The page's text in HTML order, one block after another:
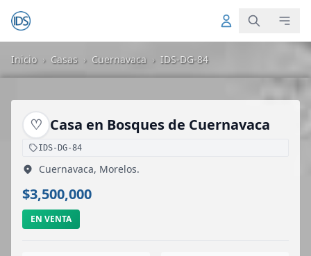
Inicio › Casas › Cuernavaca › IDS-DG-84
♡ Casa en Bosques de Cuernavaca
IDS-DG-84
Cuernavaca, Morelos.
$3,500,000
EN VENTA